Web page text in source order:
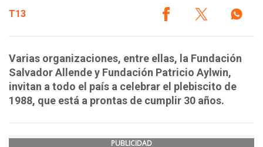
T13
Varias organizaciones, entre ellas, la Fundación
Salvador Allende y Fundación Patricio Aylwin,
invitan a todo el país a celebrar el plebiscito de
1988, que está a prontas de cumplir 30 años.
PUBLICIDAD